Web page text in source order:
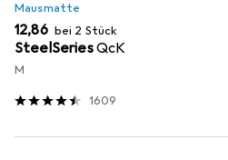
Mausmatte
EUR
12,86 bei 2 Stück
SteelSeriesQcK
M
1609